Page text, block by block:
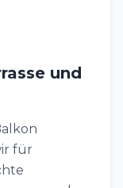
und
für